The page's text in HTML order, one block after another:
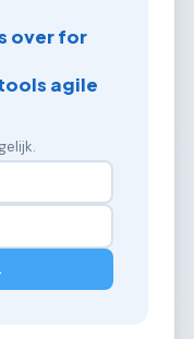
over for
agile